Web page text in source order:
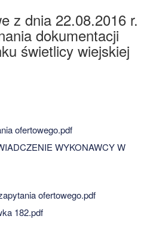
z dnia 22.08.2016 r.
dokumentacji
świetlicy wiejskiej
ofertowego.pdf
WYKONAWCY W
ofertowego.pdf
182.pdf